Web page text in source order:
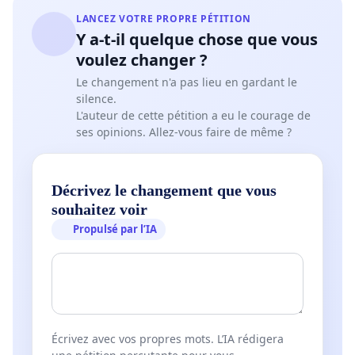
nombreux habitants subissent déjà des
d'inondations. Ces préoccupations doivent être
résolues avant tout nouveau développement. De
plus, cettedensification excessivede logements
est inappropriée pour une zone de début d'habitat
dispersé.
Les problèmes potentiels de circulation, en
particulier du côté de la rue d'Assenois, doivent
être revus sérieusement, en tenant compte des
conflits potentiels lors du
croisement de véhicules
D’autant plus au vu de la circulation déjà très dense
aux heures de pointe. La
piétons(notamment les élèves de l’Athénée) est
LANCEZ VOTRE PROPRE PÉTITION
Y a-t-il quelque chose que vous
voulez changer ?
Le changement n'a pas lieu en gardant le
silence.
L'auteur de cette pétition a eu le courage de
ses opinions. Allez-vous faire de même ?
Décrivez le changement que vous
souhaitez voir
Propulsé par l’IA
Écrivez avec vos propres mots. L’IA rédigera